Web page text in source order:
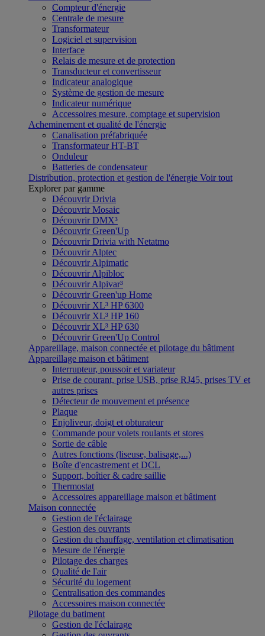
Compteur d'énergie
Centrale de mesure
Transformateur
Logiciel et supervision
Interface
Relais de mesure et de protection
Transducteur et convertisseur
Indicateur analogique
Système de gestion de mesure
Indicateur numérique
Accessoires mesure, comptage et supervision
Acheminement et qualité de l'énergie
Canalisation préfabriquée
Transformateur HT-BT
Onduleur
Batteries de condensateur
Distribution, protection et gestion de l'énergie Voir tout
Explorer par gamme
Découvrir Drivia
Découvrir Mosaic
Découvrir DMX³
Découvrir Green'Up
Découvrir Drivia with Netatmo
Découvrir Alptec
Découvrir Alpimatic
Découvrir Alpibloc
Découvrir Alpivar³
Découvrir Green'up Home
Découvrir XL³ HP 6300
Découvrir XL³ HP 160
Découvrir XL³ HP 630
Découvrir Green'Up Control
Appareillage, maison connectée et pilotage du bâtiment
Appareillage maison et bâtiment
Interrupteur, poussoir et variateur
Prise de courant, prise USB, prise RJ45, prises TV et
autres prises
Détecteur de mouvement et présence
Plaque
Enjoliveur, doigt et obturateur
Commande pour volets roulants et stores
Sortie de câble
Autres fonctions (liseuse, balisage,...)
Boîte d'encastrement et DCL
Support, boîtier & cadre saillie
Thermostat
Accessoires appareillage maison et bâtiment
Maison connectée
Gestion de l'éclairage
Gestion des ouvrants
Gestion du chauffage, ventilation et climatisation
Mesure de l'énergie
Pilotage des charges
Qualité de l'air
Sécurité du logement
Centralisation des commandes
Accessoires maison connectée
Pilotage du batiment
Gestion de l'éclairage